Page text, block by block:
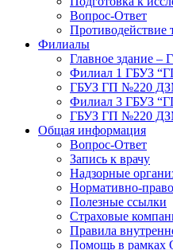
Вопрос-Ответ
Противодействие
Филиалы
Главное здание
Филиал 1 ГБУЗ
ГБУЗ ГП №220
Филиал 3 ГБУЗ
ГБУЗ ГП №220
Общая информация
Вопрос-Ответ
Запись к врачу
Надзорные
Нормативно-
Полезные ссылки
Страховые
Правила
Помощь в